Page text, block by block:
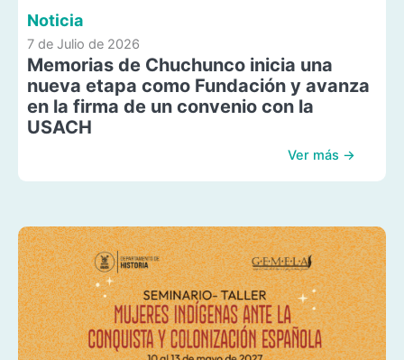
Noticia
7 de Julio de 2026
Memorias de Chuchunco inicia una
nueva etapa como Fundación y avanza
en la firma de un convenio con la
USACH
Ver más →